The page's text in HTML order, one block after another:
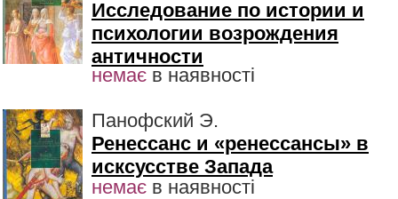
Исследование по истории и
психологии возрождения
античности
немає в наявності
Панофский Э.
Ренессанс и «ренессансы» в
исксусстве Запада
немає в наявності